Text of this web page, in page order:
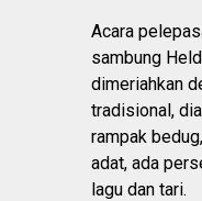
Acara
sambung
dimeriahkan
tradisional,
rampak
adat, ada
lagu dan tari.